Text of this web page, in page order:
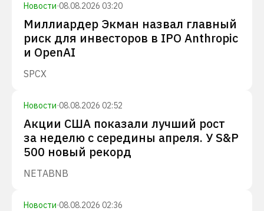
Новости·08.08.2026 03:20
Миллиардер Экман назвал главный
риск для инвесторов в IPO Anthropic
и OpenAI
SPCX
Новости·08.08.2026 02:52
Акции США показали лучший рост
за неделю с середины апреля. У S&P
500 новый рекорд
NETABNB
Новости·08.08.2026 02:36